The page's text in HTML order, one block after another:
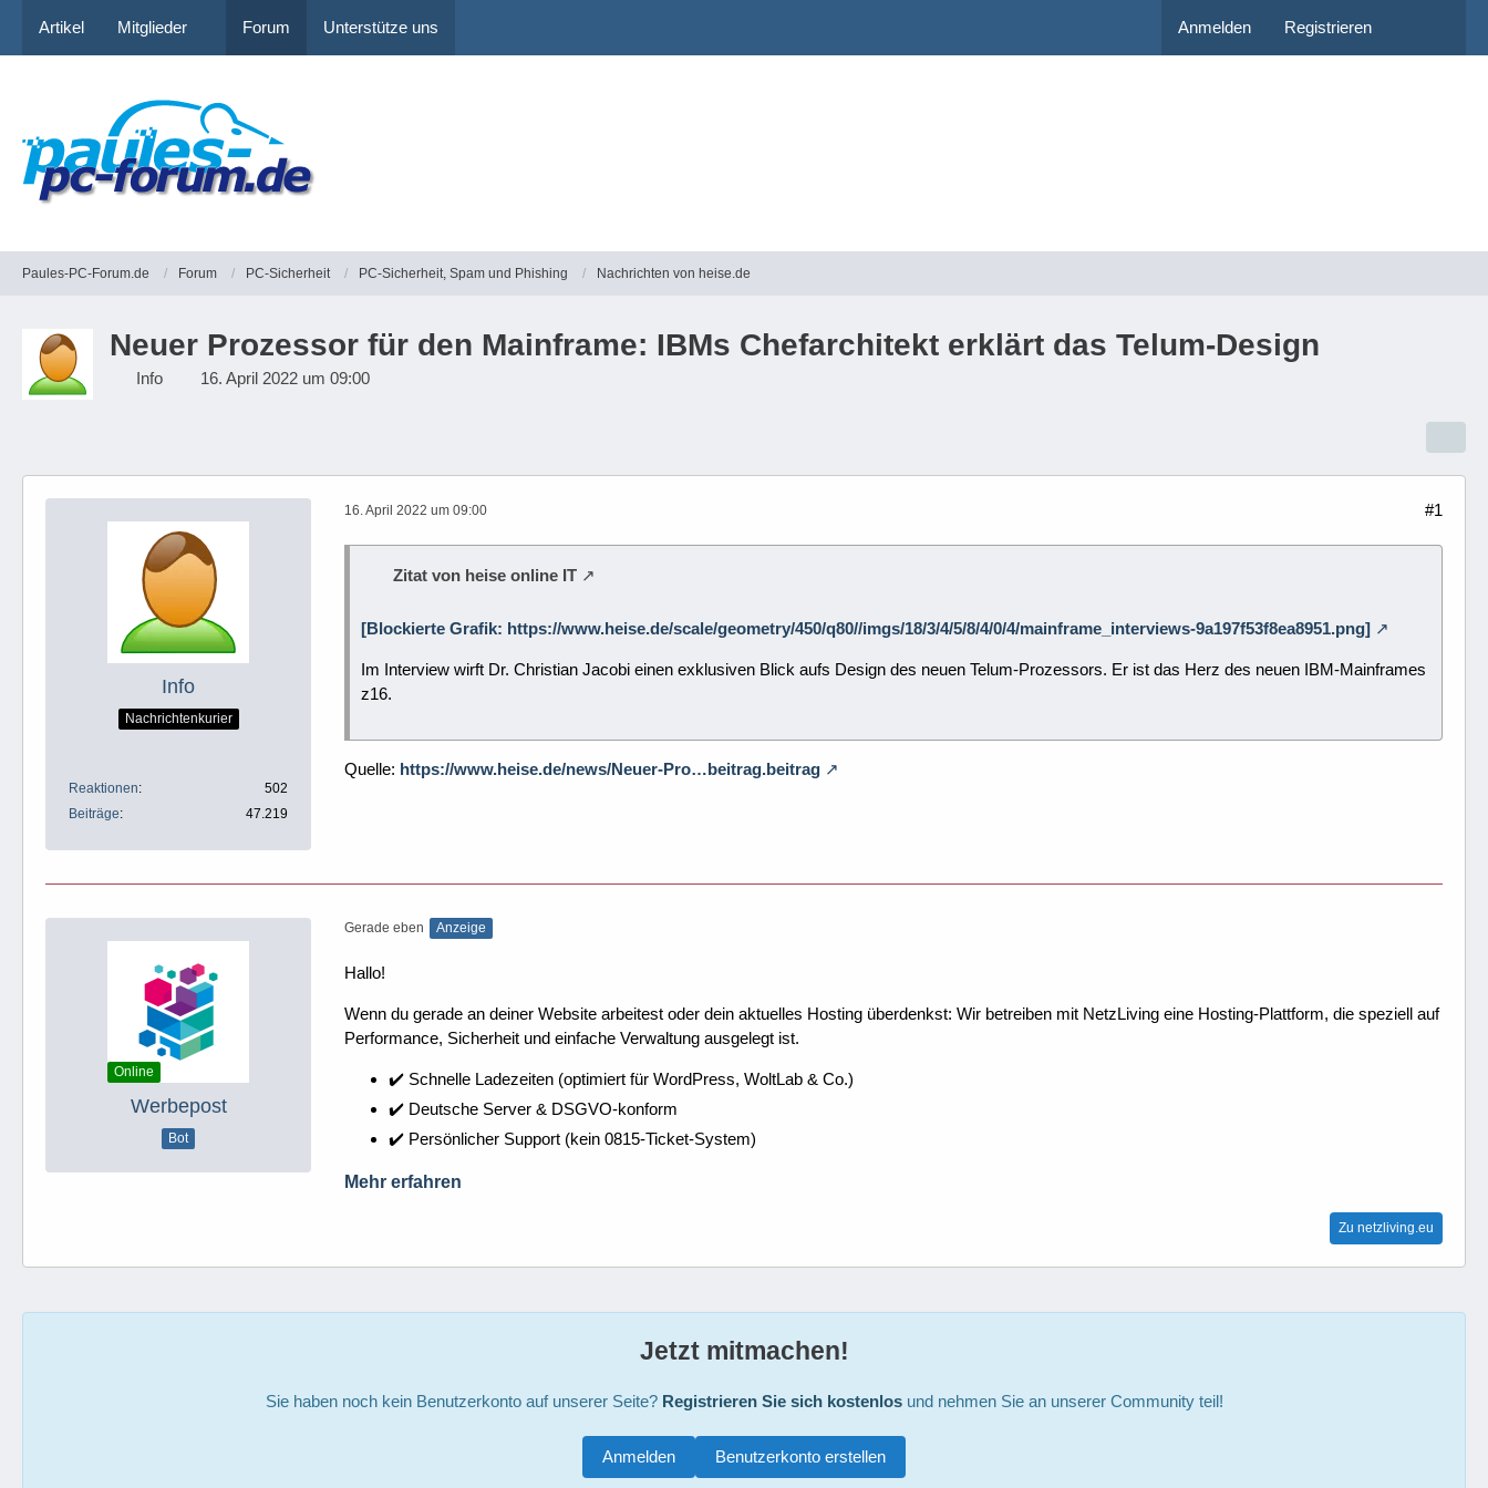
Artikel Mitglieder Forum Unterstütze uns Anmelden Registrieren
Paules-PC-Forum.de Forum PC-Sicherheit PC-Sicherheit, Spam und Phishing Nachrichten von heise.de
Neuer Prozessor für den Mainframe: IBMs Chefarchitekt erklärt das Telum-Design
Info 16. April 2022 um 09:00
Info
Nachrichtenkurier
Reaktionen
502
Beiträge
47.219
16. April 2022 um 09:00 #1
Zitat von heise online IT
[Blockierte Grafik: https://www.heise.de/scale/geometry/450/q80//imgs/18/3/4/5/8/4/0/4/mainframe_interviews-9a197f53f8ea8951.png]
Im Interview wirft Dr. Christian Jacobi einen exklusiven Blick aufs Design des neuen Telum-Prozessors. Er ist das Herz des neuen IBM-Mainframes
z16.
Quelle: https://www.heise.de/news/Neuer-Pro…beitrag.beitrag
Online
Werbepost
Bot
Gerade eben Anzeige
Hallo!
Wenn du gerade an deiner Website arbeitest oder dein aktuelles Hosting überdenkst: Wir betreiben mit NetzLiving eine Hosting-Plattform, die speziell auf
Performance, Sicherheit und einfache Verwaltung ausgelegt ist.
✔️ Schnelle Ladezeiten (optimiert für WordPress, WoltLab & Co.)
✔️ Deutsche Server & DSGVO-konform
✔️ Persönlicher Support (kein 0815-Ticket-System)
Mehr erfahren
Zu netzliving.eu
Jetzt mitmachen!
Sie haben noch kein Benutzerkonto auf unserer Seite? Registrieren Sie sich kostenlosund nehmen Sie an unserer Community teil!
Benutzerkonto erstellen
Anmelden